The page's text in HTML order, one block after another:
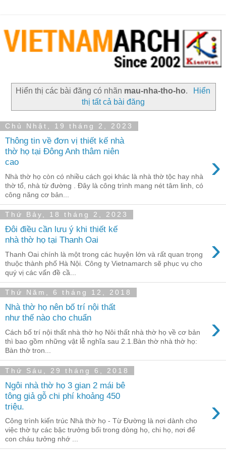
Hiển thị các bài đăng có nhãn mau-nha-tho-ho.
Hiển
thị tất cả bài đăng
Chủ Nhật, 19 tháng 2, 2023
Thông tin về đơn vị thiết kế nhà
thờ họ tại Đông Anh thâm niên
cao
›
Nhà thờ họ còn có nhiều cách gọi khác là nhà thờ tộc hay nhà
thờ tổ, nhà từ đường . Đây là công trình mang nét tâm linh, có
công năng cơ bản...
Thứ Bảy, 18 tháng 2, 2023
Đôi điều cần lưu ý khi thiết kế
nhà thờ họ tại Thanh Oai
›
Thanh Oai chính là một trong các huyện lớn và rất quan trọng
thuộc thành phố Hà Nội. Công ty Vietnamarch sẽ phục vụ cho
quý vị các vấn đề cầ...
Thứ Năm, 6 tháng 12, 2018
Nhà thờ họ nên bố trí nội thất
như thế nào cho chuẩn
›
Cách bố trí nội thất nhà thờ họ Nôi thất nhà thờ họ về cơ bản
thì bao gồm những vật lễ nghĩa sau 2.1.Bàn thờ nhà thờ họ:
Bàn thờ tron...
Thứ Sáu, 29 tháng 6, 2018
Ngôi nhà thờ họ 3 gian 2 mái bê
tông giả gỗ chi phí khoảng 450
triệu.
›
Công trình kiến trúc Nhà thờ họ - Từ Đường là nơi dành cho
việc thờ tự các bậc trưởng bối trong dòng họ, chi họ, nơi để
con cháu tưởng nhớ ...